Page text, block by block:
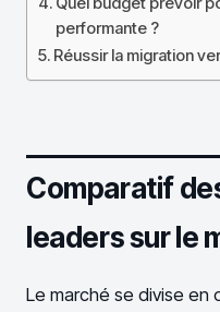
performante ?
Réussir la migration
Comparatif
leaders sur le
Le marché se divise en